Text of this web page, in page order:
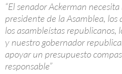
“El senador Ackerman
presidente de la Asamblea, los
los asambleístas republicanos,
y nuestro gobernador
apoyar un presupuesto
responsable”